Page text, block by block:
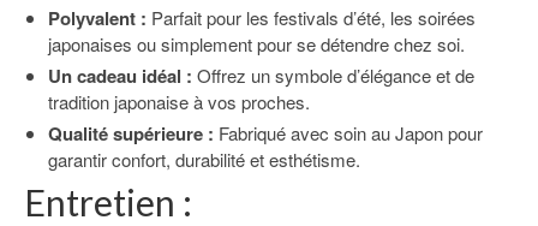
Polyvalent : Parfait pour les festivals d’été, les soirées
japonaises ou simplement pour se détendre chez soi.
Un cadeau idéal : Offrez un symbole d’élégance et de
tradition japonaise à vos proches.
Qualité supérieure : Fabriqué avec soin au Japon pour
garantir confort, durabilité et esthétisme.
Entretien :